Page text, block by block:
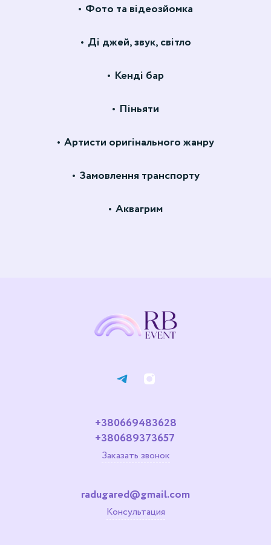
Фото та відеозйомка
Ді джей, звук, світло
Кенді бар
Піньяти
Артисти оригінального жанру
Замовлення транспорту
Аквагрим
+380669483628
+380689373657
Заказать звонок
radugared@gmail.com
Консультация